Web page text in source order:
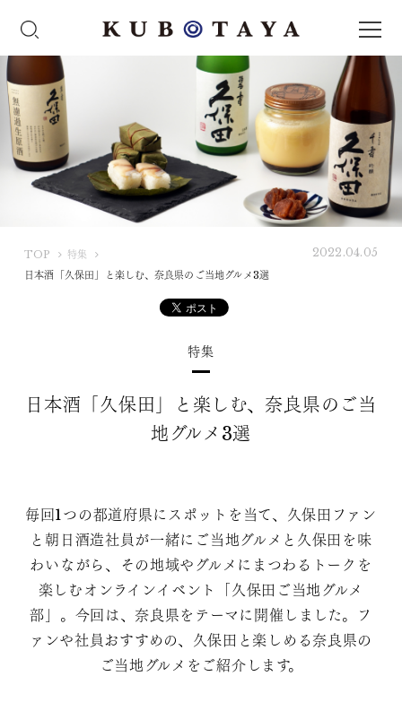
TOP
U
特集
日本酒「久保田」と楽しむ、奈良県のご当地グルメ3選
2022.04.05
特集
日本酒「久保田」と楽しむ、奈良県のご当
地グルメ3選
毎回1つの都道府県にスポットを当て、久保田ファン
と朝日酒造社員が一緒にご当地グルメと久保田を味
わいながら、その地域やグルメにまつわるトークを
楽しむオンラインイベント「久保田ご当地グルメ
部」。今回は、奈良県をテーマに開催しました。フ
ァンや社員おすすめの、久保田と楽しめる奈良県の
ご当地グルメをご紹介します。